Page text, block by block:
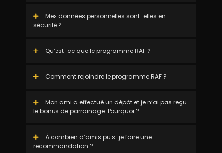
Mes données personnelles sont-elles en
sécurité ?
Qu’est-ce que le programme RAF ?
Comment rejoindre le programme RAF ?
Mon ami a effectué un dépôt et je n’ai pas reçu
le bonus de parrainage. Pourquoi ?
À combien d’amis puis-je faire une
recommandation ?